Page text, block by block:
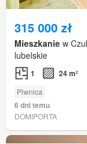
315 000 zł
Mieszkanie w
lubelskie
1 24 m²
Piwnica
6 dni temu
DOMIPORTA